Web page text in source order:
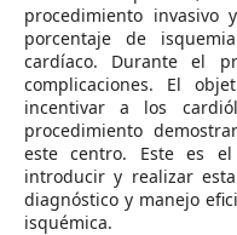
procedimiento invasivo
porcentaje de
cardíaco. Durante el
complicaciones. El
incentivar a los
procedimiento
este centro. Este es
introducir y realizar
diagnóstico y manejo
isquémica.